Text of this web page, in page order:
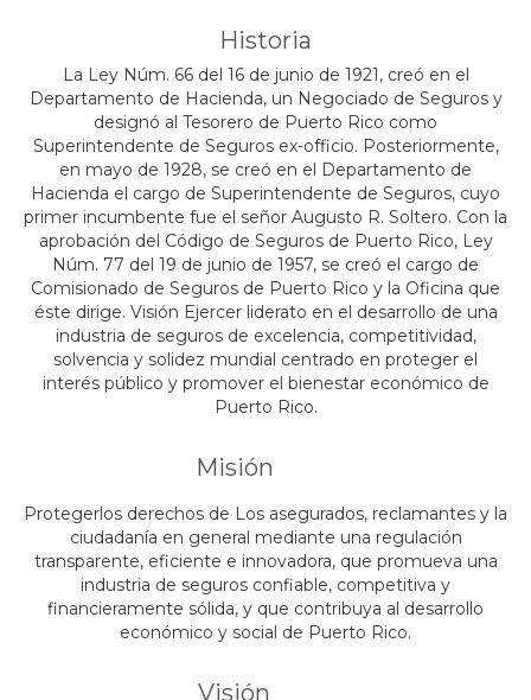
Historia
La Ley Núm. 66 del 16 de junio de 1921, creó en el
Departamento de Hacienda, un Negociado de Seguros y
designó al Tesorero de Puerto Rico como
Superintendente de Seguros ex-officio. Posteriormente,
en mayo de 1928, se creó en el Departamento de
Hacienda el cargo de Superintendente de Seguros, cuyo
primer incumbente fue el señor Augusto R. Soltero. Con la
aprobación del Código de Seguros de Puerto Rico, Ley
Núm. 77 del 19 de junio de 1957, se creó el cargo de
Comisionado de Seguros de Puerto Rico y la Oficina que
éste dirige. Visión Ejercer liderato en el desarrollo de una
industria de seguros de excelencia, competitividad,
solvencia y solidez mundial centrado en proteger el
interés público y promover el bienestar económico de
Puerto Rico.
Misión
Protegerlos derechos de Los asegurados, reclamantes y la
ciudadanía en general mediante una regulación
transparente, eficiente e innovadora, que promueva una
industria de seguros confiable, competitiva y
financieramente sólida, y que contribuya al desarrollo
económico y social de Puerto Rico.
Visión